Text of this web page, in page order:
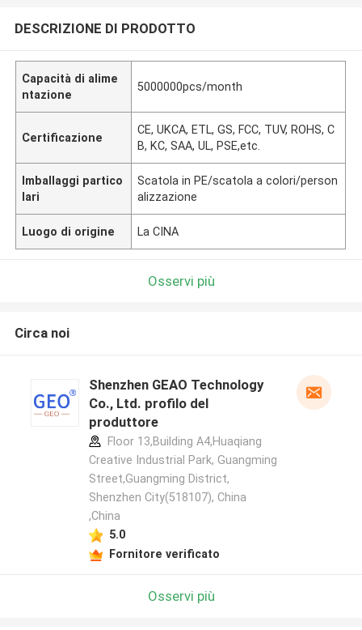
DESCRIZIONE DI PRODOTTO
Capacità di alime
ntazione
5000000pcs/month
Certificazione
CE, UKCA, ETL, GS, FCC, TUV, ROHS, C
B, KC, SAA, UL, PSE,etc.
Imballaggi partico
lari
Scatola in PE/scatola a colori/person
alizzazione
Luogo di origine La CINA
Osservi più
Circa noi
Shenzhen GEAO Technology
Co., Ltd. profilo del
produttore
Floor 13,Building A4,Huaqiang
Creative Industrial Park, Guangming
Street,Guangming District,
Shenzhen City(518107), China
,China
5.0
Fornitore verificato
Osservi più